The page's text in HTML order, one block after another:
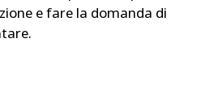
e fare la domanda di